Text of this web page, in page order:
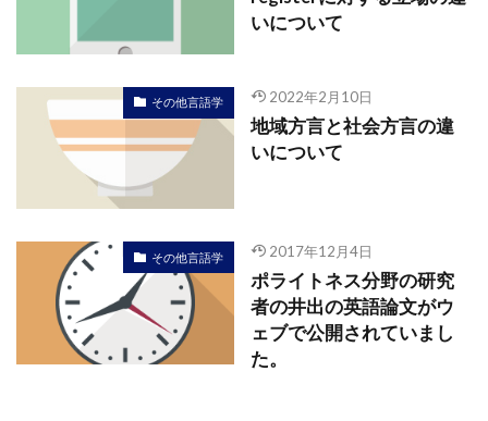
いについて
その他言語学 2022年2月10日
地域方言と社会方言の違
いについて
その他言語学 2017年12月4日
ポライトネス分野の研究
者の井出の英語論文がウ
ェブで公開されていまし
た。